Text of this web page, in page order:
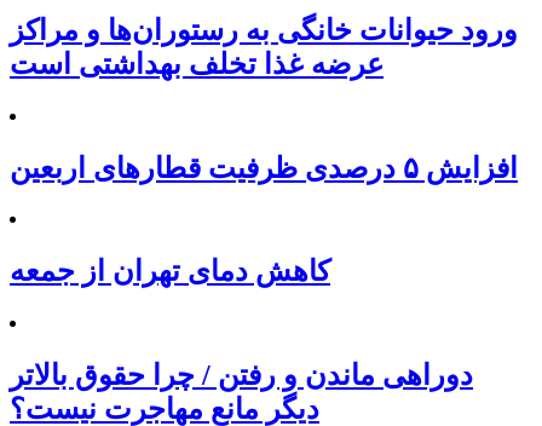
ورود حیوانات خانگی به رستوران‌ها و مراکز
عرضه غذا تخلف بهداشتی است
افزایش ۵ درصدی ظرفیت قطارهای اربعین
کاهش دمای تهران از جمعه
دوراهی ماندن و رفتن / چرا حقوق بالاتر
دیگر مانع مهاجرت نیست؟